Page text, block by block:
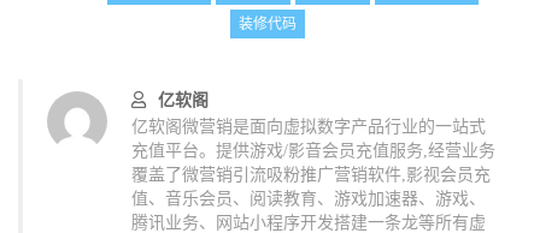
装修代码
亿软阁
亿软阁微营销是面向虚拟数字产品行业的一站式
充值平台。提供游戏/影音会员充值服务,经营业务
覆盖了微营销引流吸粉推广营销软件,影视会员充
值、音乐会员、阅读教育、游戏加速器、游戏、
腾讯业务、网站小程序开发搭建一条龙等所有虚